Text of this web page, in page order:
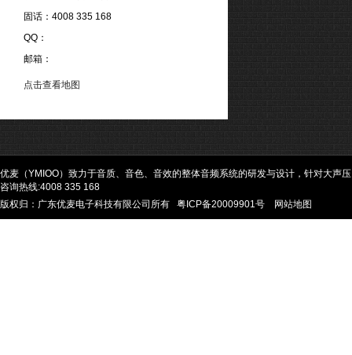
固话：4008 335 168
QQ：
邮箱：
点击查看地图
优麦（YMIOO）致力于音质、音色、音效的整体音频系统的研发与设计，针对大
咨询热线:4008 335 168
版权归：广东优麦电子科技有限公司所有 粤ICP备20009901号 网站地图